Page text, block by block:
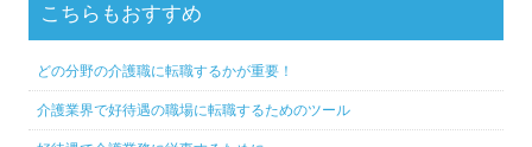
こちらもおすすめ
どの分野の介護職に転職するかが重要！
介護業界で好待遇の職場に転職するためのツール